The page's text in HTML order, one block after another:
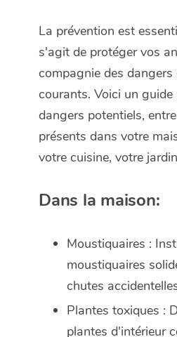
La prévention est
s'agit de protéger vos
compagnie des dangers
courants. Voici un guide
dangers potentiels,
présents dans votre
votre cuisine, votre
Dans la maison:
Moustiquaires :
moustiquaires
chutes
Plantes toxiques :
plantes d'intérieur